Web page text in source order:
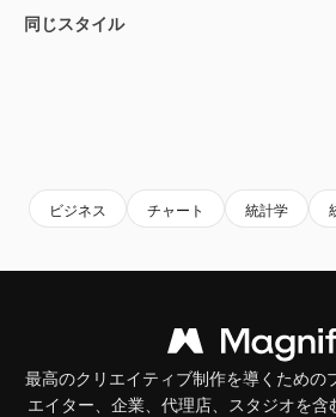
同じスタイル
ビジネス チャート 統計学
最高のクリエイティブ制作を導くための
エイター、企業、代理店、スタジオを